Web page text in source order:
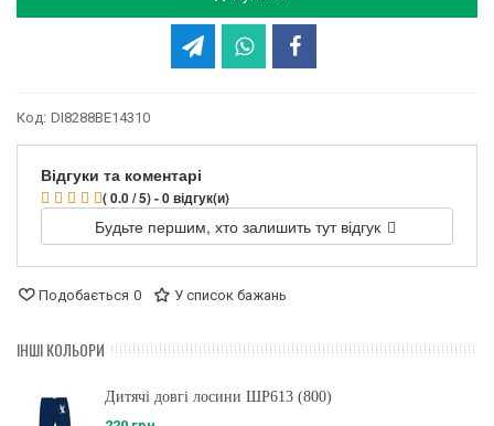
Код: DI8288BE14310
Відгуки та коментарі
( 0.0 / 5) - 0 відгук(и)
Будьте першим, хто залишить тут відгук
Подобається 0 У список бажань
ІНШІ КОЛЬОРИ
Дитячі довгі лосини ШР613 (800)